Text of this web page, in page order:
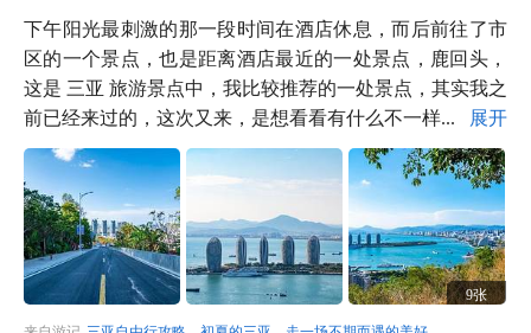
下午阳光最刺激的那一段时间在酒店休息，而后前往了市
区的一个景点，也是距离酒店最近的一处景点，鹿回头，
这是 三亚 旅游景点中，我比较推荐的一处景点，其实我之
前已经来过的，这次又来，是想看看有什么不一样...
展开
9张
来自游记 三亚自由行攻略，初夏的三亚，走一场不期而遇的美好